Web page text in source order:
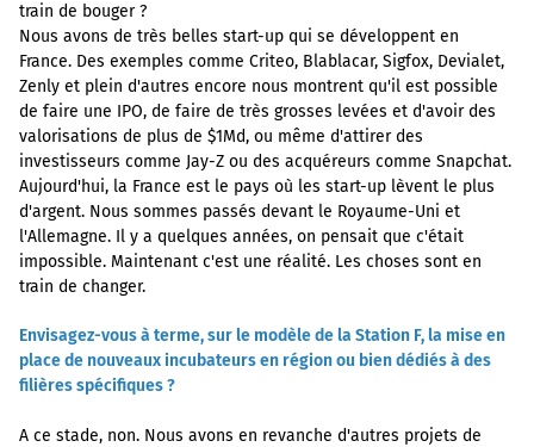
train de bouger ?
Nous avons de très belles start-up qui se développent en
France. Des exemples comme Criteo, Blablacar, Sigfox, Devialet,
Zenly et plein d'autres encore nous montrent qu'il est possible
de faire une IPO, de faire de très grosses levées et d'avoir des
valorisations de plus de $1Md, ou même d'attirer des
investisseurs comme Jay-Z ou des acquéreurs comme Snapchat.
Aujourd'hui, la France est le pays où les start-up lèvent le plus
d'argent. Nous sommes passés devant le Royaume-Uni et
l'Allemagne. Il y a quelques années, on pensait que c'était
impossible. Maintenant c'est une réalité. Les choses sont en
train de changer.
Envisagez-vous à terme, sur le modèle de la Station F, la mise en
place de nouveaux incubateurs en région ou bien dédiés à des
filières spécifiques ?
A ce stade, non. Nous avons en revanche d'autres projets de